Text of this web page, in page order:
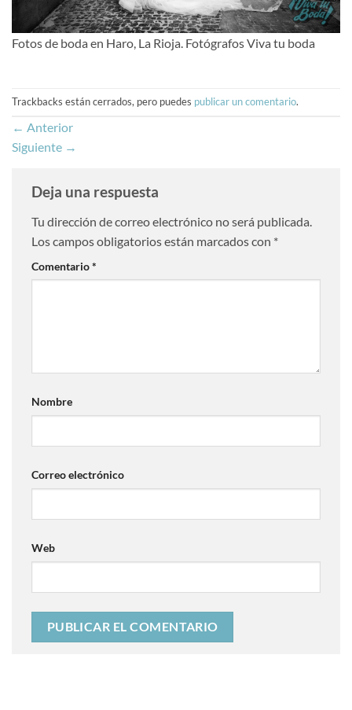
Fotos de boda en Haro, La Rioja. Fotógrafos Viva tu boda
Trackbacks están cerrados, pero puedes publicar un comentario.
← Anterior
Siguiente →
Deja una respuesta
Tu dirección de correo electrónico no será publicada.
Los campos obligatorios están marcados con *
Comentario*
Nombre
Correo electrónico
Web